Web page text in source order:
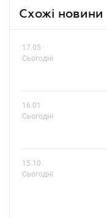
Схожі новини
17.05
Сьогодні
16.01
Сьогодні
15.10
Сьогодні